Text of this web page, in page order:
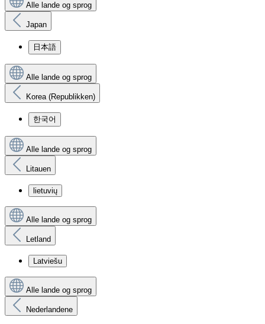
Alle lande og sprog
Japan
日本語
Alle lande og sprog
Korea (Republikken)
한국어
Alle lande og sprog
Litauen
lietuvių
Alle lande og sprog
Letland
Latviešu
Alle lande og sprog
Nederlandene